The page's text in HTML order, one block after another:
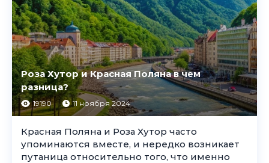
Роза Хутор и Красная Поляна в чем
разница?
19190 11 ноября 2024
Красная Поляна и Роза Хутор часто
упоминаются вместе, и нередко возникает
путаница относительно того, что именно